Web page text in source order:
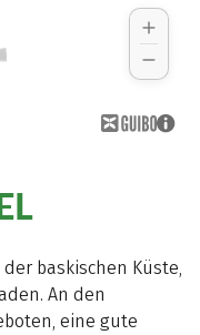
baskischen Küste,
An den
eine gute